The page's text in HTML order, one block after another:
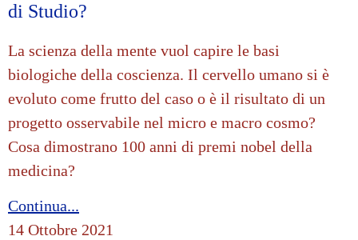
di Studio?
La scienza della mente vuol capire le basi
biologiche della coscienza. Il cervello umano si è
evoluto come frutto del caso o è il risultato di un
progetto osservabile nel micro e macro cosmo?
Cosa dimostrano 100 anni di premi nobel della
medicina?
Continua...
14 Ottobre 2021